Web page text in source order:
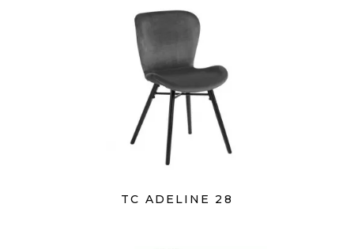
TC ADELINE 28